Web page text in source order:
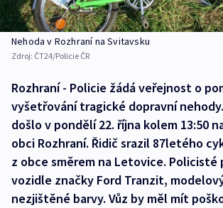
Nehoda v Rozhraní na Svitavsku
Zdroj: ČT24/Policie ČR
Rozhraní - Policie žádá veřejnost o
vyšetřování tragické dopravní
došlo v pondělí 22. října kolem 13:50
obci Rozhraní. Řidič srazil 87letého
z obce směrem na Letovice.
vozidle značky Ford Tranzit,
nezjištěné barvy. Vůz by měl mít